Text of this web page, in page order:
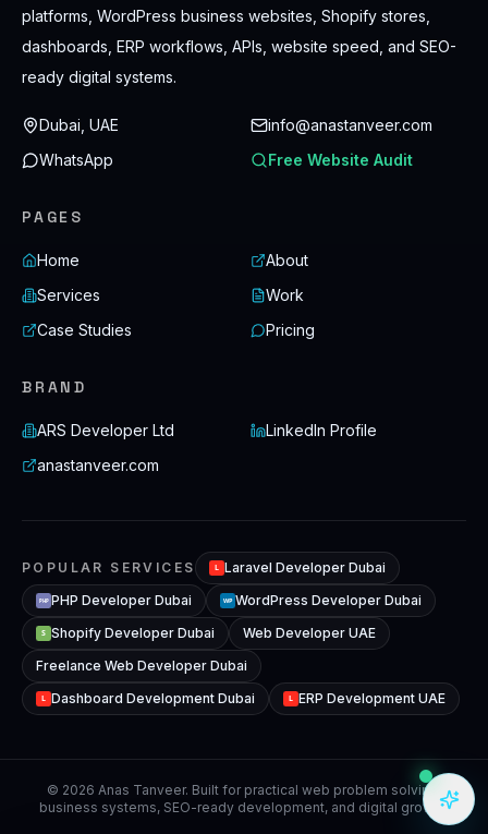
platforms, WordPress business websites, Shopify stores,
dashboards, ERP workflows, APIs, website speed, and SEO-
ready digital systems.
Dubai, UAE
info@anastanveer.com
WhatsApp
Free Website Audit
PAGES
Home
About
Services
Work
Case Studies
Pricing
BRAND
ARS Developer Ltd
LinkedIn Profile
anastanveer.com
POPULAR SERVICES L Laravel Developer Dubai
PHP PHP Developer Dubai WP WordPress Developer Dubai
S Shopify Developer Dubai
Web Developer UAE
Freelance Web Developer Dubai
L Dashboard Development Dubai L ERP Development UAE
© 2026 Anas Tanveer. Built for practical web problem solving,
business systems, SEO-ready development, and digital growth.